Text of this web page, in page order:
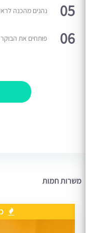
05 נהנים מהכנה
06 פותחים את
משרות חמות